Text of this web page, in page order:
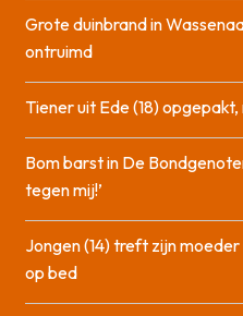
Grote duinbrand in
ontruimd
Tiener uit Ede (18)
Bom barst in De
tegen mij!’
Jongen (14) treft zijn
op bed